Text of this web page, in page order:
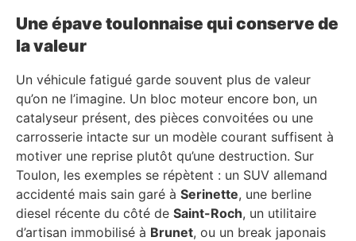
Une épave toulonnaise qui conserve de
la valeur
Un véhicule fatigué garde souvent plus de valeur
qu’on ne l’imagine. Un bloc moteur encore bon, un
catalyseur présent, des pièces convoitées ou une
carrosserie intacte sur un modèle courant suffisent à
motiver une reprise plutôt qu’une destruction. Sur
Toulon, les exemples se répètent : un SUV allemand
accidenté mais sain garé à Serinette, une berline
diesel récente du côté de Saint-Roch, un utilitaire
d’artisan immobilisé à Brunet, ou un break japonais